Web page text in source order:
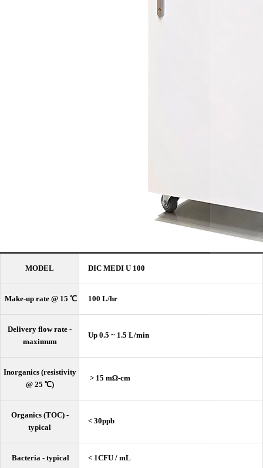
MODEL DIC MEDI U 100
Make-up rate @ 15 ℃ 100 L/hr
Delivery flow rate -
maximum
Up 0.5 ~ 1.5 L/min
Inorganics (resistivity
@ 25 ℃)
> 15 mΩ-cm
Organics (TOC) -
typical
< 30ppb
Bacteria - typical < 1CFU / mL